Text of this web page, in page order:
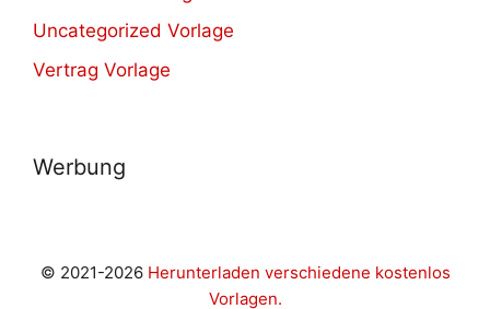
Uncategorized Vorlage
Vertrag Vorlage
Werbung
© 2021-2026 Herunterladen verschiedene kostenlos
Vorlagen.